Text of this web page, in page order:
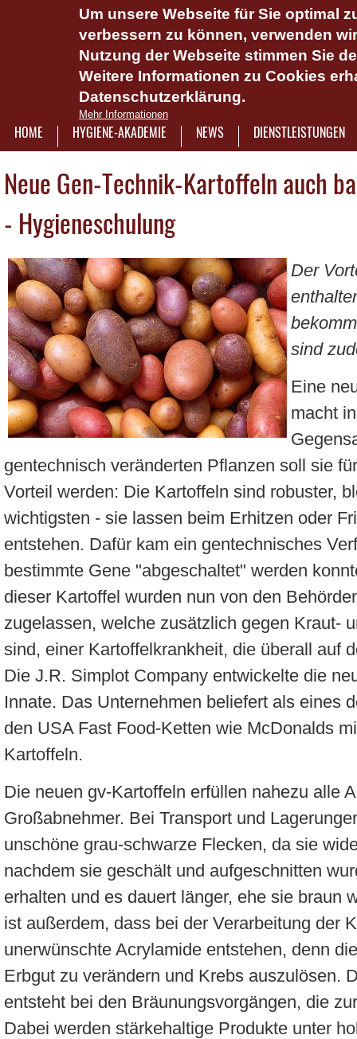
Um unsere Webseite für Sie optimal
verbessern zu können, verwenden
Nutzung der Webseite stimmen Sie
Weitere Informationen zu Cookies
Datenschutzerklärung.
Mehr Informationen
HOME HYGIENE-AKADEMIE NEWS DIENSTLEISTUNGEN
Das
Plattform
7921322
Neue Gen-Technik-Kartoffeln auch
- Hygieneschulung
Der
sind
Eine
macht
gentechnisch veränderten Pflanzen soll sie
Vorteil werden: Die Kartoffeln sind robuster,
wichtigsten - sie lassen beim Erhitzen oder
entstehen. Dafür kam ein gentechnisches
bestimmte Gene "abgeschaltet" werden
dieser Kartoffel wurden nun von den
zugelassen, welche zusätzlich gegen Kraut-
sind, einer Kartoffelkrankheit, die überall auf
Die J.R. Simplot Company entwickelte die
Innate. Das Unternehmen beliefert als eines
den USA Fast Food-Ketten wie McDonalds
Kartoffeln.
Die neuen gv-Kartoffeln erfüllen nahezu alle
Großabnehmer. Bei Transport und
unschöne grau-schwarze Flecken, da sie
nachdem sie geschält und aufgeschnitten
erhalten und es dauert länger, ehe sie braun
ist außerdem, dass bei der Verarbeitung der
unerwünschte Acrylamide entstehen, denn
Erbgut zu verändern und Krebs auszulösen.
entsteht bei den Bräunungsvorgängen, die
Dabei werden stärkehaltige Produkte unter